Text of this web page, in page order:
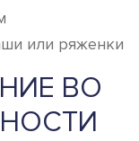
или ряженки
ВО